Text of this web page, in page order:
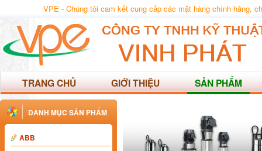
VPE - Chúng tôi cam kết cung cấp các mặt hàng chính hãng,
TRANG CHỦ GIỚI THIỆU SẢN PHẨM
DANH MỤC SẢN PHẨM
ABB